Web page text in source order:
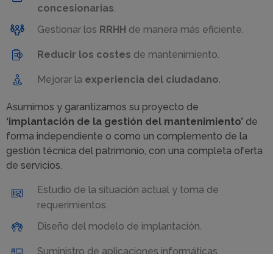
concesionarias.
Gestionar los RRHH de manera más eficiente.
Reducir los costes de mantenimiento.
Mejorar la experiencia del ciudadano.
Asumimos y garantizamos su proyecto de
‘implantación de la gestión del mantenimiento’ de
forma independiente o como un complemento de la
gestión técnica del patrimonio, con una completa oferta
de servicios.
Estudio de la situación actual y toma de
requerimientos.
Diseño del modelo de implantación.
Suministro de aplicaciones informáticas.